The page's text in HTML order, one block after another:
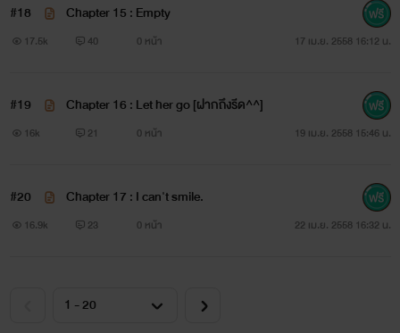
จากคำว่า ‘Friend’ มันกลายเป็น ‘End’ รึป่าว...?
…
..
#18 Chapter 15 : Empty
17.5k 40 0 หน้า 17 เม.ย. 2558 16:12 น.
#19 Chapter 16 : Let her go [ฝากถึงรีด^^]
16k 21 0 หน้า 19 เม.ย. 2558 15:46 น.
#20 Chapter 17 : I can't smile.
16.9k 23 0 หน้า 22 เม.ย. 2558 16:32 น.